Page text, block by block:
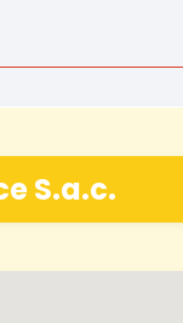
S.a.c.